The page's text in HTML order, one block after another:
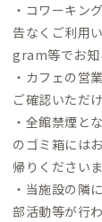
・コワーキン
告なくご利用
gram等でお知
・カフェの営
ご確認いただ
・全館禁煙と
のゴミ箱には
帰りください
・当施設の隣
部活動等が行